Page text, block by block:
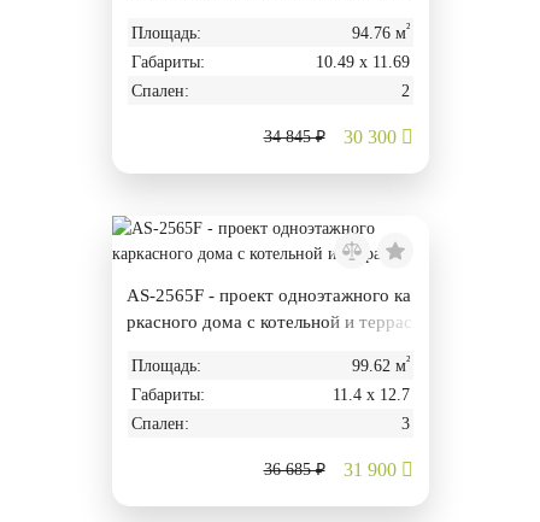
Площадь: 94.76 м²
Габариты:
10.49 х 11.69
Спален:
2
34 845 ₽ 30 300
AS-2565F - проект одноэтажного ка
ркасного дома с котельной и террас
Площадь: 99.62 м²
Габариты:
11.4 х 12.7
Спален:
3
36 685 ₽ 31 900